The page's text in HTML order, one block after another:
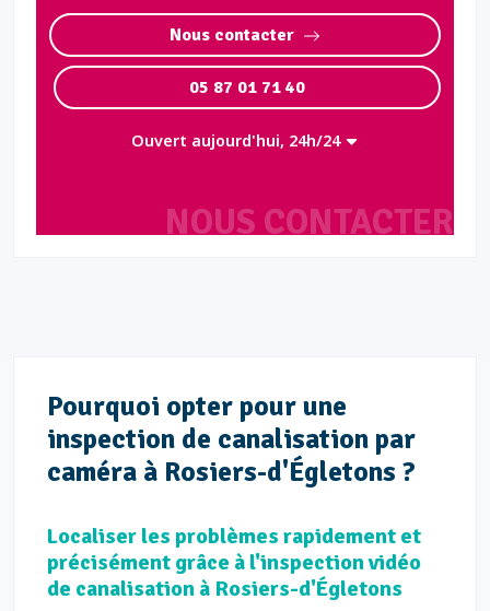
NOUS CONTACTER
Nous contacter
05 87 01 71 40
Ouvert aujourd'hui, 24h/24
Pourquoi opter pour une
inspection de canalisation par
caméra à Rosiers-d'Égletons ?
Localiser les problèmes rapidement et
précisément grâce à l'inspection vidéo
de canalisation à Rosiers-d'Égletons